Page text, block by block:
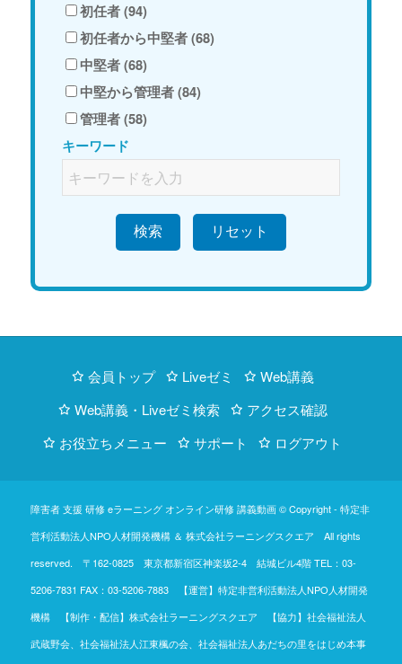
初任者 (94)
初任者から中堅者 (68)
中堅者 (68)
中堅から管理者 (84)
管理者 (58)
キーワード
検索
会員トップ Liveゼミ
Web講義
Web講義・Liveゼミ検索
アクセス確認
お役立ちメニュー
サポート ログアウト
障害者 支援 研修 eラーニング オンライン研修 講義動画 © Copyright - 特定非
営利活動法人NPO人材開発機構＆ 株式会社ラーニングスクエア All rights
reserved. 〒162-0825 東京都新宿区神楽坂2-4 結城ビル4階TEL：03-
5206-7831 FAX：03-5206-7883 【運営】特定非営利活動法人NPO人材開発
機構 【制作・配信】株式会社ラーニングスクエア 【協力】社会福祉法人
武蔵野会、社会福祉法人江東楓の会、社会福祉法人あだちの里をはじめ本事